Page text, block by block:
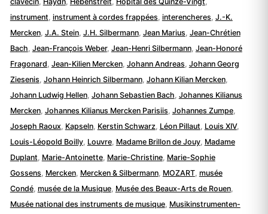
instrument instrument à cordes frappées interencheres J.-K.
Mercken, J.A. Stein, J.H. Silbermann, Jean Marius Jean-Chrétien
Bach Jean-François Weber, Jean-Henri Silbermann, Jean-Honoré
Fragonard Jean-Kilien Mercken, Johann Andreas Johann Georg
Ziesenis Johann Heinrich Silbermann, Johann Kilian Mercken,
Johann Ludwig Hellen, Johann Sebastien Bach Johannes Kilianus
Mercken, Johannes Kilianus Mercken Parisiis Johannes Zumpe,
Joseph Raoux, Kapseln, Kerstin Schwarz Léon Pillaut Louis XIV,
Louis-Léopold Boilly, Louvre, Madame Brillon de Jouy, Madame
Duplant Marie-Antoinette, Marie-Christine, Marie-Sophie
Gossens Mercken, Mercken & Silbermann, MOZART, musée
Condé, musée de la Musique, Musée des Beaux-Arts de Rouen,
Musée national des instruments de musique, Musikinstrumenten-